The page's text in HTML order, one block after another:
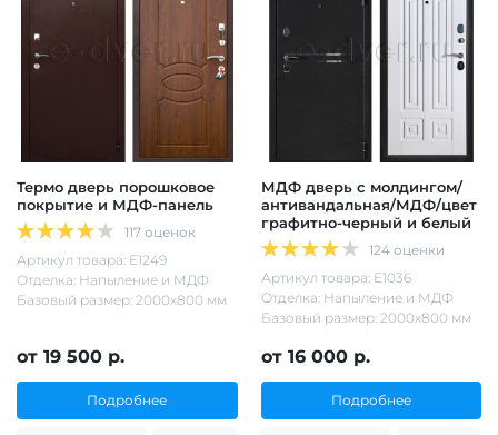
Термо дверь порошковое
покрытие и МДФ-панель
117 оценок
Артикул товара: Е1249
Отделка: Напыление и МДФ
Базовый размер: 2000х800 мм
от 19 500 р.
Подробнее
МДФ дверь с молдингом/
антивандальная/МДФ/цвет
графитно-черный и белый
124 оценки
Артикул товара: Е1036
Отделка: Напыление и МДФ
Базовый размер: 2000х800 мм
от 16 000 р.
Подробнее